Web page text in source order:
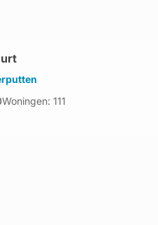
Woningen: 111